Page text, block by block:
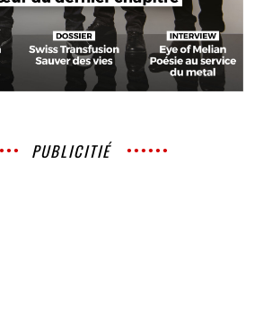
PUBLICITIÉ